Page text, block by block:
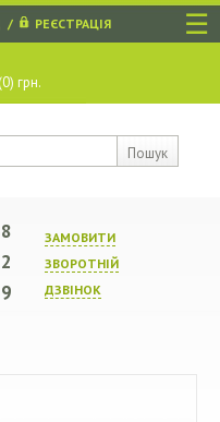
☰
Пошук
/ РЕЄСТРАЦІЯ
0) грн.
ЗАМОВИТИ
ЗВОРОТНIЙ
ДЗВIНОК